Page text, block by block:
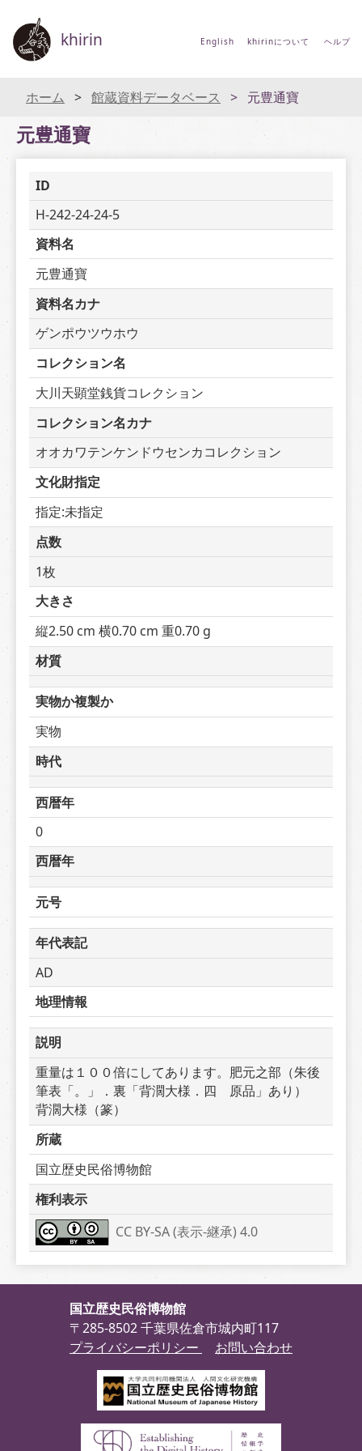
khirin English khirinについて ヘルプ
ホーム 館蔵資料データベース 元豊通寶
元豊通寶
ID
H-242-24-24-5
資料名
元豊通寶
資料名カナ
ゲンポウツウホウ
コレクション名
大川天顕堂銭貨コレクション
コレクション名カナ
オオカワテンケンドウセンカコレクション
文化財指定
指定:未指定
点数
1枚
大きさ
縦2.50 cm 横0.70 cm 重0.70 g
材質
実物か複製か
実物
時代
西暦年
0
西暦年
元号
年代表記
AD
地理情報
説明
重量は１００倍にしてあります。肥元之部（朱後
筆表「。」．裏「背濶大様．四　原品」あり）
背濶大様（篆）
所蔵
国立歴史民俗博物館
権利表示
CC BY-SA (表示-継承) 4.0
国立歴史民俗博物館
〒285-8502 千葉県佐倉市城内町117
プライバシーポリシー
お問い合わせ